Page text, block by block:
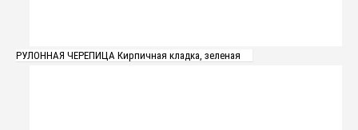
РУЛОННАЯ ЧЕРЕПИЦА Кирпичная кладка, зеленая